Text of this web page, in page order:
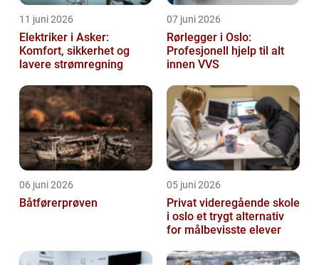
11 juni 2026
Elektriker i Asker:
Komfort, sikkerhet og
lavere strømregning
07 juni 2026
Rørlegger i Oslo:
Profesjonell hjelp til alt
innen VVS
06 juni 2026
Båtførerprøven
05 juni 2026
Privat videregående skole
i oslo et trygt alternativ
for målbevisste elever